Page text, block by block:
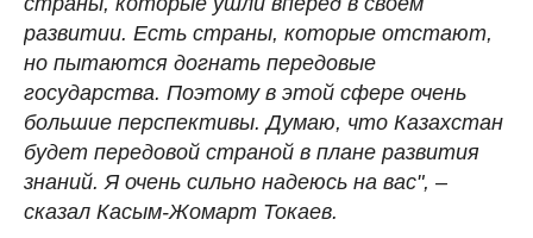
развитии. Есть страны, которые отстают,
но пытаются догнать передовые
государства. Поэтому в этой сфере очень
большие перспективы. Думаю, что Казахстан
будет передовой страной в плане развития
знаний. Я очень сильно надеюсь на вас", –
сказал Касым-Жомарт Токаев.